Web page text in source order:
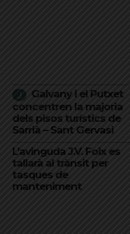
Galvany i el Putxet
concentren la majoria
dels pisos turístics de
Sarrià – Sant Gervasi
L’avinguda J.V. Foix es
tallarà al trànsit per
tasques de
manteniment